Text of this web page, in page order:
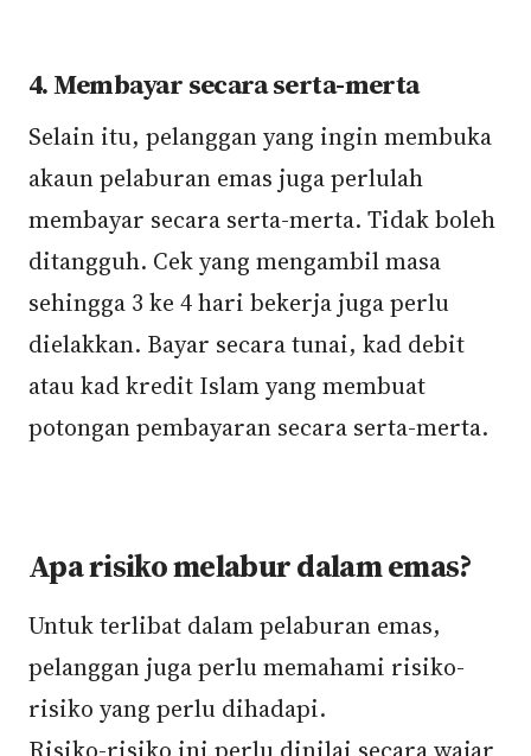
4. Membayar secara serta-merta
Selain itu, pelanggan yang ingin membuka
akaun pelaburan emas juga perlulah
membayar secara serta-merta. Tidak boleh
ditangguh. Cek yang mengambil masa
sehingga 3 ke 4 hari bekerja juga perlu
dielakkan. Bayar secara tunai, kad debit
atau kad kredit Islam yang membuat
potongan pembayaran secara serta-merta.
Apa risiko melabur dalam emas?
Untuk terlibat dalam pelaburan emas,
pelanggan juga perlu memahami risiko-
risiko yang perlu dihadapi.